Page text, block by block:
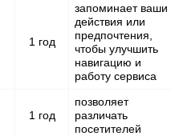
1 год
запоминает ваши
действия или
предпочтения,
чтобы улучшить
навигацию и
работу сервиса
1 год
позволяет
различать
посетителей